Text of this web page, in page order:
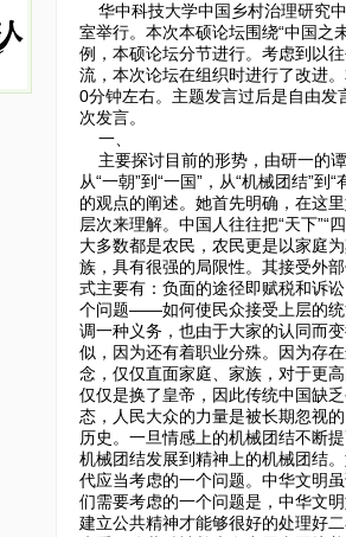
华中科技大学中国乡村治理研究
室举行。本次本硕论坛围绕“中国之
例，本硕论坛分节进行。考虑到以
流，本次论坛在组织时进行了改进
0分钟左右。主题发言过后是自由
次发言。
一、
主要探讨目前的形势，由研一的
从“一朝”到“一国”，从“机械团结”
的观点的阐述。她首先明确，在这
层次来理解。中国人往往把“天下”“
大多数都是农民，农民更是以家庭
族，具有很强的局限性。其接受外
式主要有：负面的途径即赋税和诉
个问题——如何使民众接受上层的统
调一种义务，也由于大家的认同而
似，因为还有着职业分殊。因为存
念，仅仅直面家庭、家族，对于更
仅仅是换了皇帝，因此传统中国缺
态，人民大众的力量是被长期忽视
历史。一旦情感上的机械团结不断
机械团结发展到精神上的机械团结
代应当考虑的一个问题。中华文明
们需要考虑的一个问题是，中华文
建立公共精神才能够很好的处理好